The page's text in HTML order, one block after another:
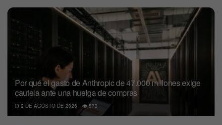
Por qué el gasto de Anthropic de 47.000 millones exige
cautela ante una huelga de compras
2 DE AGOSTO DE 2026 573